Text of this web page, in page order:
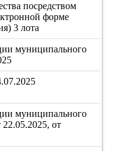
посредством
форме
3 лота
муниципального
муниципального
от